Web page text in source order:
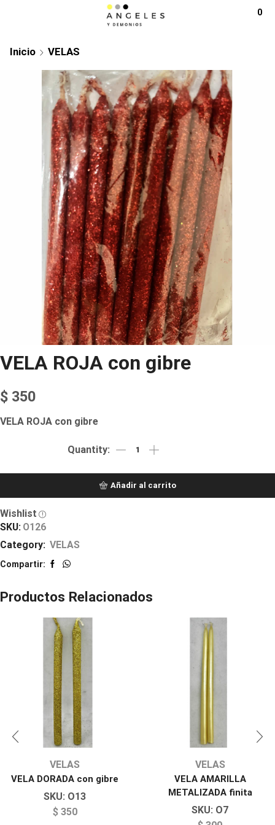
0
Inicio VELAS
VELA ROJA con gibre
$ 350
VELA ROJA con gibre
Añadir al carrito
Wishlist
SKU: O126
Category: VELAS
Compartir:
Productos Relacionados
VELAS
VELA DORADA con gibre
SKU: O13
$350
VELAS
VELA AMARILLA
METALIZADA finita
SKU: O7